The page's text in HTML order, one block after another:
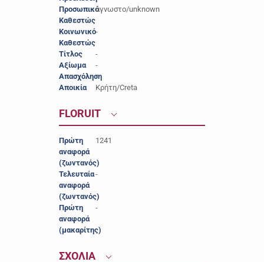
Προσωπικό
Καθεστώς
άγνωστο/unknown
Κοινωνικό
Καθεστώς
-
Τίτλος
-
Αξίωμα
-
Απασχόληση
-
Αποικία
Κρήτη/Creta
FLORUIT
Πρώτη
αναφορά
(ζωντανός)
1241
Τελευταία
αναφορά
(ζωντανός)
-
Πρώτη
αναφορά
(μακαρίτης)
-
ΣΧΟΛΙΑ